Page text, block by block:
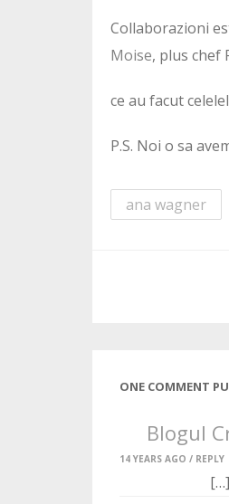
Collaborazioni
Moise, plus chef
ce au facut
P.S. Noi o sa
ana wagner
ONE COMMENT
Blogul
14 YEARS AGO / REPLY